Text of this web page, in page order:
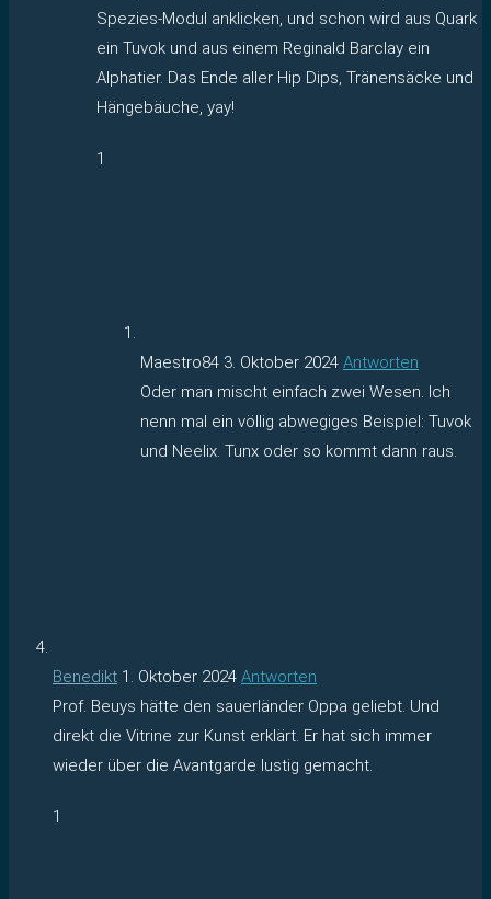
Spezies-Modul anklicken, und schon wird aus Quark
ein Tuvok und aus einem Reginald Barclay ein
Alphatier. Das Ende aller Hip Dips, Tränensäcke und
Hängebäuche, yay!
1
Maestro84 3. Oktober 2024 Antworten
Oder man mischt einfach zwei Wesen. Ich
nenn mal ein völlig abwegiges Beispiel: Tuvok
und Neelix. Tunx oder so kommt dann raus.
Benedikt 1. Oktober 2024 Antworten
Prof. Beuys hätte den sauerländer Oppa geliebt. Und
direkt die Vitrine zur Kunst erklärt. Er hat sich immer
wieder über die Avantgarde lustig gemacht.
1